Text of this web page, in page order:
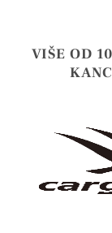
VIŠE OD